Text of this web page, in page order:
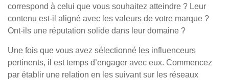
correspond à celui que vous souhaitez atteindre ? Leur
contenu est-il aligné avec les valeurs de votre marque ?
Ont-ils une réputation solide dans leur domaine ?
Une fois que vous avez sélectionné les influenceurs
pertinents, il est temps d’engager avec eux. Commencez
par établir une relation en les suivant sur les réseaux